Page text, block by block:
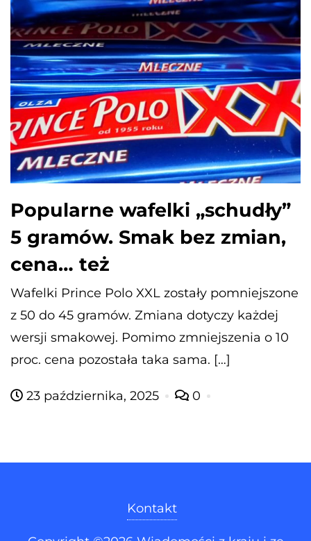
​Popularne wafelki „schudły”
5 gramów. Smak bez zmian,
cena… też
Wafelki Prince Polo XXL zostały pomniejszone
z 50 do 45 gramów. Zmiana dotyczy każdej
wersji smakowej. Pomimo zmniejszenia o 10
proc. cena pozostała taka sama. […]
23 października, 2025 0
Kontakt